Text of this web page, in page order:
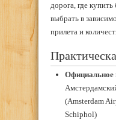
дорога, где
выбрать в
прилета и
Официальное
(Amsterdam
Schiphol)